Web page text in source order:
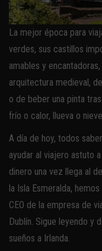
La mejor época para
verdes, sus castillos
amables y
arquitectura medieval,
o de beber una pinta
frío o calor, llueva o nieve.
A día de hoy, todos
ayudar al viajero astuto
dinero una vez llega al
la Isla Esmeralda,
CEO de la empresa de
Dublín. Sigue leyendo y
sueños a Irlanda.